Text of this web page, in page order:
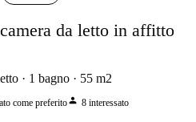
da letto in affitto
1 bagno 55 m2
come preferitoperson 8 interessato